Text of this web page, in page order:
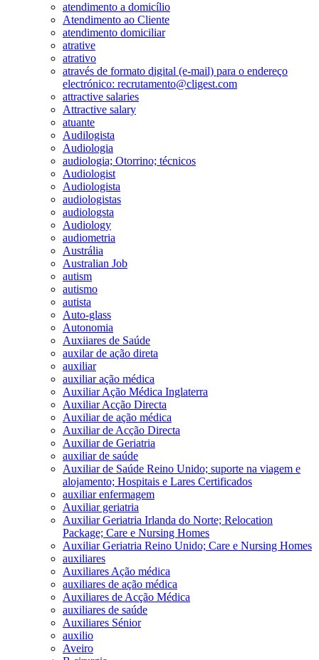
atendimento a domicílio
Atendimento ao Cliente
atendimento domiciliar
atrative
atrativo
através de formato digital (e-mail) para o endereço
electrónico: recrutamento@cligest.com
attractive salaries
Attractive salary
atuante
Audilogista
Audiologia
audiologia; Otorrino; técnicos
Audiologist
Audiologista
audiologistas
audiologsta
Audiology
audiometria
Austrália
Australian Job
autism
autismo
autista
Auto-glass
Autonomia
Auxiiares de Saúde
auxilar de ação direta
auxiliar
auxiliar ação médica
Auxiliar Ação Médica Inglaterra
Auxiliar Acção Directa
Auxiliar de ação médica
Auxiliar de Acção Directa
Auxiliar de Geriatria
auxiliar de saúde
Auxiliar de Saúde Reino Unido; suporte na viagem e
alojamento; Hospitais e Lares Certificados
auxiliar enfermagem
Auxiliar geriatria
Auxiliar Geriatria Irlanda do Norte; Relocation
Package; Care e Nursing Homes
Auxiliar Geriatria Reino Unido; Care e Nursing Homes
auxiliares
Auxiliares Ação médica
auxiliares de ação médica
Auxiliares de Acção Médica
auxiliares de saúde
Auxiliares Sénior
auxilio
Aveiro